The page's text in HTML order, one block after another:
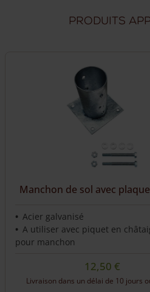
Produits
Manchon de sol avec
Acier galvanisé
A utiliser avec piquet en
pour manchon
12,50 €
Livraison dans un délai de 10 jours